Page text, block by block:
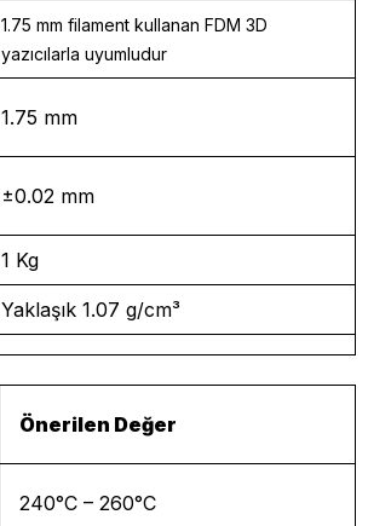
1.75 mm filament kullanan FDM 3D
yazıcılarla uyumludur
1.75 mm
±0.02 mm
1 Kg
Yaklaşık 1.07 g/cm³
Önerilen Değer
240°C – 260°C